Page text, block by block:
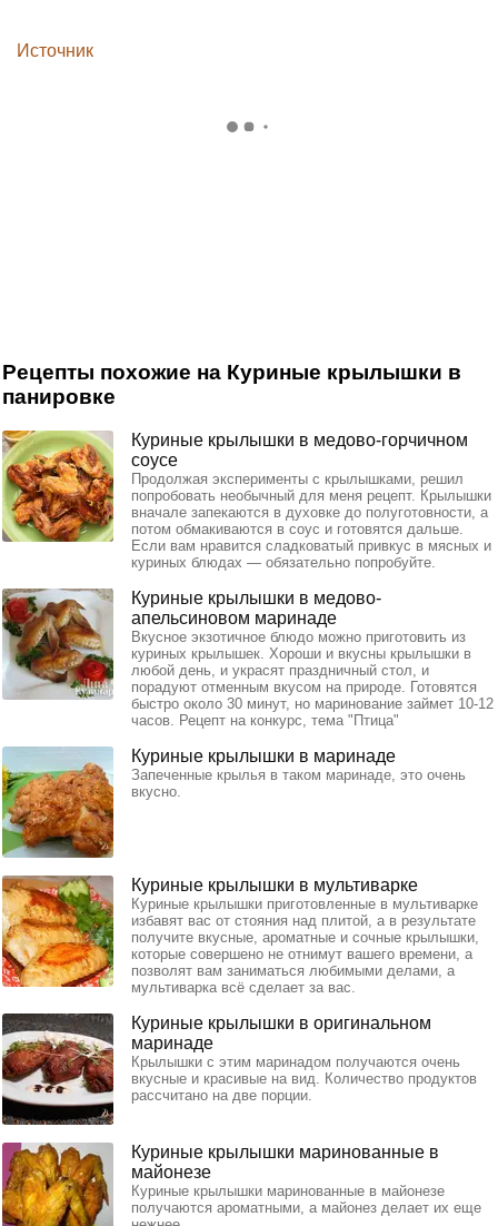
Источник
Рецепты похожие на Куриные крылышки в
панировке
Куриные крылышки в медово-горчичном
соусе
Продолжая эксперименты с крылышками, решил
попробовать необычный для меня рецепт. Крылышки
вначале запекаются в духовке до полуготовности, а
потом обмакиваются в соус и готовятся дальше.
Если вам нравится сладковатый привкус в мясных и
куриных блюдах — обязательно попробуйте.
Куриные крылышки в медово-
апельсиновом маринаде
Вкусное экзотичное блюдо можно приготовить из
куриных крылышек. Хороши и вкусны крылышки в
любой день, и украсят праздничный стол, и
порадуют отменным вкусом на природе. Готовятся
быстро около 30 минут, но маринование займет 10-12
часов. Рецепт на конкурс, тема "Птица"
Куриные крылышки в маринаде
Запеченные крылья в таком маринаде, это очень
вкусно.
Куриные крылышки в мультиварке
Куриные крылышки приготовленные в мультиварке
избавят вас от стояния над плитой, а в результате
получите вкусные, ароматные и сочные крылышки,
которые совершено не отнимут вашего времени, а
позволят вам заниматься любимыми делами, а
мультиварка всё сделает за вас.
Куриные крылышки в оригинальном
маринаде
Крылышки с этим маринадом получаются очень
вкусные и красивые на вид. Количество продуктов
рассчитано на две порции.
Куриные крылышки маринованные в
майонезе
Куриные крылышки маринованные в майонезе
получаются ароматными, а майонез делает их еще